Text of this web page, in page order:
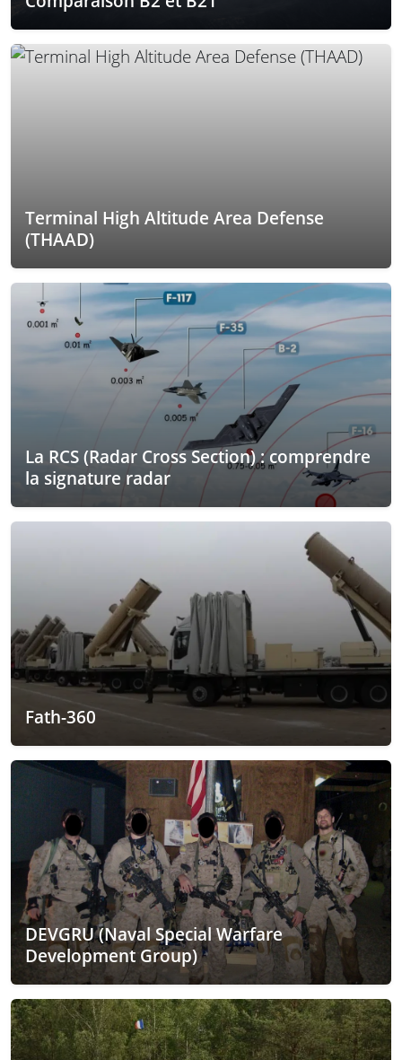
Terminal High Altitude Area Defense
(THAAD)
La RCS (Radar Cross Section) : comprendre
la signature radar
Fath-360
DEVGRU (Naval Special Warfare
Development Group)